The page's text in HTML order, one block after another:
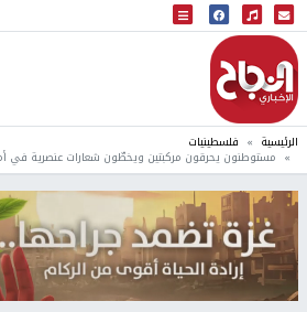
البث المباشر
إذاعة النجاح
الرئيسية فلسطينيات
مستوطنون يحرقون مركبتين ويخطّون شعارات عنصرية في